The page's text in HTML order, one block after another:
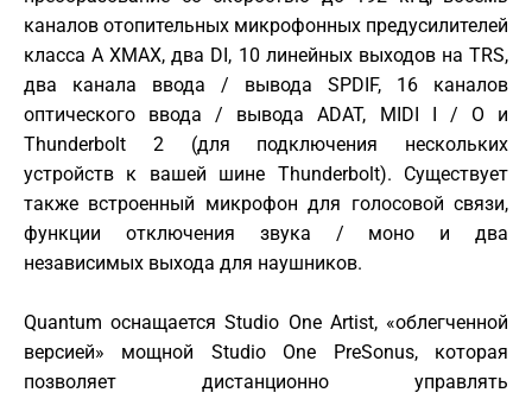
каналов отопительных микрофонных предусилителей
класса А XMAX, два DI, 10 линейных выходов на TRS,
два канала ввода / вывода SPDIF, 16 каналов
оптического ввода / вывода ADAT, MIDI I / O и
Thunderbolt 2 (для подключения нескольких
устройств к вашей шине Thunderbolt). Существует
также встроенный микрофон для голосовой связи,
функции отключения звука / моно и два
независимых выхода для наушников.
Quantum оснащается Studio One Artist, «облегченной
версией» мощной Studio One PreSonus, которая
позволяет дистанционно управлять